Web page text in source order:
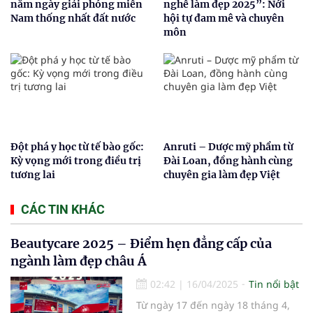
năm ngày giải phóng miền
Nam thống nhất đất nước
nghề làm đẹp 2025”: Nới
hội tự đam mê và chuyên
môn
Đột phá y học từ tế bào gốc:
Kỳ vọng mới trong điều trị
tương lai
Anruti – Dược mỹ phẩm từ
Đài Loan, đồng hành cùng
chuyên gia làm đẹp Việt
CÁC TIN KHÁC
Beautycare 2025 – Điểm hẹn đẳng cấp của
ngành làm đẹp châu Á
02:42 | 16/04/2025
Tin nổi bật
Từ ngày 17 đến ngày 18 tháng 4,